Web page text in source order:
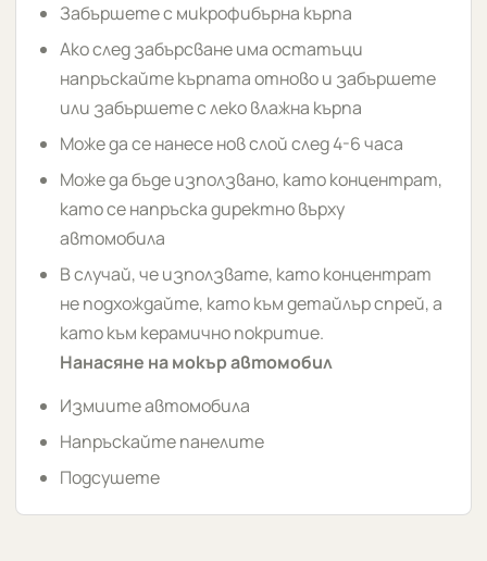
Забършете с микрофибърна кърпа
Ако след забърсване има остатъци
напръскайте кърпата отново и забършете
или забършете с леко влажна кърпа
Може да се нанесе нов слой след 4-6 часа
Може да бъде използвано, като концентрат,
като се напръска директно върху
автомобила
В случай, че използвате, като концентрат
не подхождайте, като към детайлър спрей, а
като към керамично покритие.
Нанасяне на мокър автомобил
Измиите автомобила
Напръскайте панелите
Подсушете